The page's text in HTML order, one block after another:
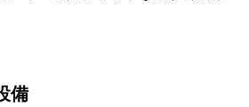
備